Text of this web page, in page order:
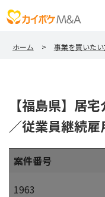
ホーム 事業を買いた
【福島県】居
／従業員継続雇
案件番号
1963